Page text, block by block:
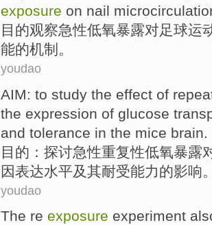
exposure on nail
目的观察急性低氧暴露对足球运
能的机制。
youdao
AIM: to study the effect of
the expression of glucose
and tolerance in the mice brain.
目的 ： 探讨急性重复性低氧暴露
因表达水平及其耐受能力的影响
youdao
The re exposure experiment